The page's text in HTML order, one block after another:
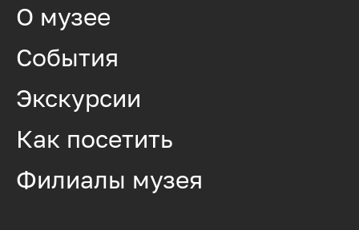
О музее
События
Экскурсии
Как посетить
Филиалы музея